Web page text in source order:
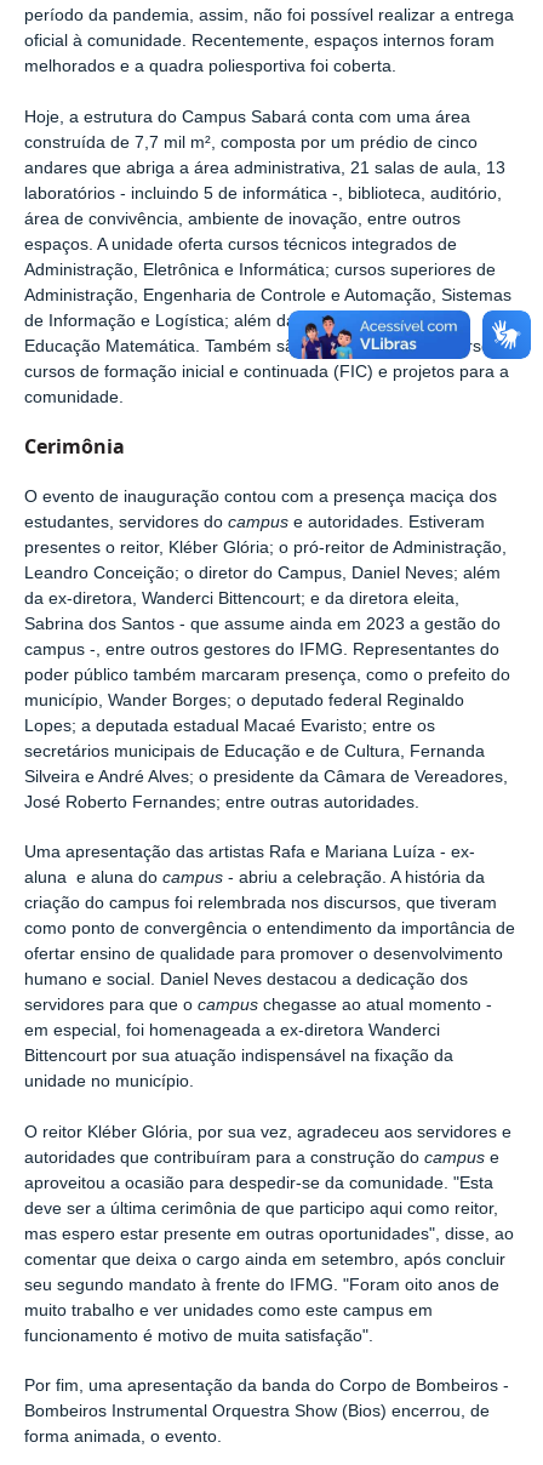
período da pandemia, assim, não foi possível realizar a entrega
oficial à comunidade. Recentemente, espaços internos foram
melhorados e a quadra poliesportiva foi coberta.
Hoje, a estrutura do Campus Sabará conta com uma área
construída de 7,7 mil m², composta por um prédio de cinco
andares que abriga a área administrativa, 21 salas de aula, 13
laboratórios - incluindo 5 de informática -, biblioteca, auditório,
área de convivência, ambiente de inovação, entre outros
espaços. A unidade oferta cursos técnicos integrados de
Administração, Eletrônica e Informática; cursos superiores de
Administração, Engenharia de Controle e Automação, Sistemas
de Informação e Logística; além da pós-graduação em
Educação Matemática. Também são disponibilizados diversos
cursos de formação inicial e continuada (FIC) e projetos para a
comunidade.
Cerimônia
O evento de inauguração contou com a presença maciça dos
estudantes, servidores do campus e autoridades. Estiveram
presentes o reitor, Kléber Glória; o pró-reitor de Administração,
Leandro Conceição; o diretor do Campus, Daniel Neves; além
da ex-diretora, Wanderci Bittencourt; e da diretora eleita,
Sabrina dos Santos - que assume ainda em 2023 a gestão do
campus -, entre outros gestores do IFMG. Representantes do
poder público também marcaram presença, como o prefeito do
município, Wander Borges; o deputado federal Reginaldo
Lopes; a deputada estadual Macaé Evaristo; entre os
secretários municipais de Educação e de Cultura, Fernanda
Silveira e André Alves; o presidente da Câmara de Vereadores,
José Roberto Fernandes; entre outras autoridades.
Uma apresentação das artistas Rafa e Mariana Luíza - ex-
aluna e aluna do campus - abriu a celebração. A história da
criação do campus foi relembrada nos discursos, que tiveram
como ponto de convergência o entendimento da importância de
ofertar ensino de qualidade para promover o desenvolvimento
humano e social. Daniel Neves destacou a dedicação dos
servidores para que o campus chegasse ao atual momento -
em especial, foi homenageada a ex-diretora Wanderci
Bittencourt por sua atuação indispensável na fixação da
unidade no município.
O reitor Kléber Glória, por sua vez, agradeceu aos servidores e
autoridades que contribuíram para a construção do campus e
aproveitou a ocasião para despedir-se da comunidade. "Esta
deve ser a última cerimônia de que participo aqui como reitor,
mas espero estar presente em outras oportunidades", disse, ao
comentar que deixa o cargo ainda em setembro, após concluir
seu segundo mandato à frente do IFMG. "Foram oito anos de
muito trabalho e ver unidades como este campus em
funcionamento é motivo de muita satisfação".
Por fim, uma apresentação da banda do Corpo de Bombeiros -
Bombeiros Instrumental Orquestra Show (Bios) encerrou, de
forma animada, o evento.